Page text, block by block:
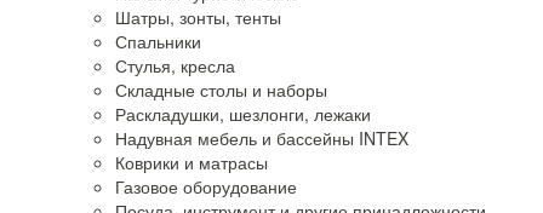
Шатры, зонты, тенты
Спальники
Стулья, кресла
Складные столы и наборы
Раскладушки, шезлонги, лежаки
Надувная мебель и бассейны INTEX
Коврики и матрасы
Газовое оборудование